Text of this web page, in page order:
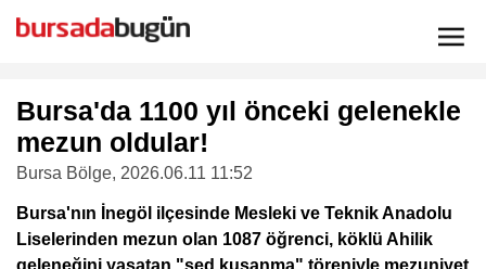
Bursa'da 1100 yıl önceki gelenekle
mezun oldular!
Bursa Bölge, 2026.06.11 11:52
Bursa'nın İnegöl ilçesinde Mesleki ve Teknik Anadolu
Liselerinden mezun olan 1087 öğrenci, köklü Ahilik
geleneğini yaşatan "şed kuşanma" töreniyle mezuniyet